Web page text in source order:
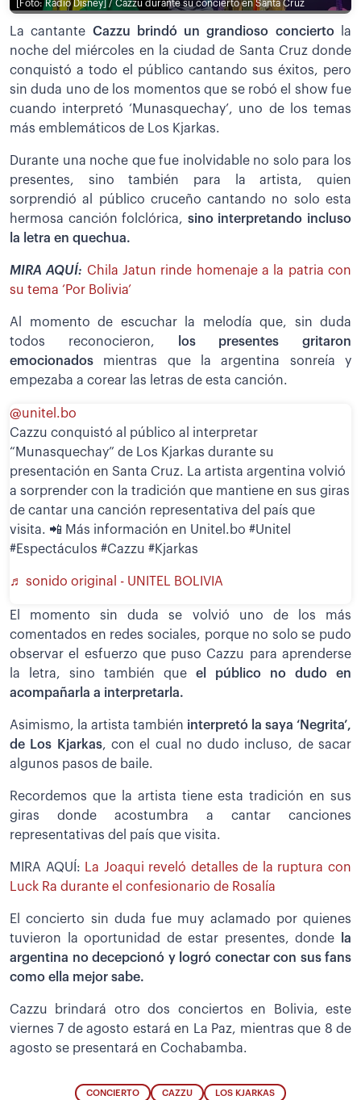
[Foto: Radio Disney] / Cazzu durante su concierto en Santa Cruz
La cantante Cazzu brindó un grandioso conciertola
noche del miércoles en la ciudad de Santa Cruz donde
conquistó a todo el público cantando sus éxitos, pero
sin duda uno de los momentos que se robó el show fue
cuando interpretó ‘Munasquechay’, uno de los temas
más emblemáticos de Los Kjarkas.
Durante una noche que fue inolvidable no solo para los
presentes, sino también para la artista, quien
sorprendió al público cruceño cantando no solo esta
hermosa canción folclórica, sino interpretando incluso
la letra en quechua.
MIRA AQUÍ: Chila Jatun rinde homenaje a la patria con
su tema ‘Por Bolivia’
Al momento de escuchar la melodía que, sin duda
todos reconocieron,
los presentes gritaron
emocionados mientras que la argentina sonreía y
empezaba a corear las letras de esta canción.
@unitel.bo
Cazzu conquistó al público al interpretar
“Munasquechay” de Los Kjarkas durante su
presentación en Santa Cruz. La artista argentina volvió
a sorprender con la tradición que mantiene en sus giras
de cantar una canción representativa del país que
visita. 📲 Más información en Unitel.bo #Unitel
#Espectáculos #Cazzu #Kjarkas
♬ sonido original - UNITEL BOLIVIA
El momento sin duda se volvió uno de los más
comentados en redes sociales, porque no solo se pudo
observar el esfuerzo que puso Cazzu para aprenderse
la letra, sino también que el público no dudo en
acompañarla a interpretarla.
Asimismo, la artista también interpretó la saya ‘Negrita’,
de Los Kjarkas, con el cual no dudo incluso, de sacar
algunos pasos de baile.
Recordemos que la artista tiene esta tradición en sus
giras donde acostumbra a cantar canciones
representativas del país que visita.
MIRA AQUÍ: La Joaqui reveló detalles de la ruptura con
Luck Ra durante el confesionario de Rosalía
El concierto sin duda fue muy aclamado por quienes
tuvieron la oportunidad de estar presentes, donde
la
argentina no decepcionó y logró conectar con sus fans
como ella mejor sabe.
Cazzu brindará otro dos conciertos en Bolivia, este
viernes 7 de agosto estará en La Paz, mientras que 8 de
agosto se presentará en Cochabamba.
CONCIERTO CAZZU LOS KJARKAS